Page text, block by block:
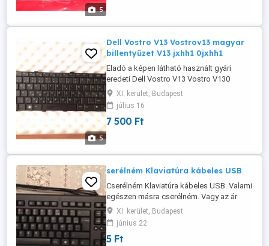
5
functional ...
5
Dell Vostro V13 Vostrov13 magyar
billentyűzet V13 jxhh1 0jxhh1
Eladó a képen látható használt gyári
eredeti Dell Vostro V13 Vostro V130
Latitude L13 gyári dell fekete színű (hun)
magyar billentyűzet / magyar billentyű! A
gombok kissé ki vannak fényesedve
ahogy a képen is látható működésileg
XI. kerület, Budapest
július 16
7 500 Ft
serélném Klaviatúra kábeles USB
Cserélném Klaviatúra kábeles USB. Valami
egészen másra cserélném. Vagy az ár
megegyezés kérdése. Nem használt. #
USB csatlakozós klaviatúra. # USB
csatlakozós billentyűzet
XI. kerület, Budapest
június 22
5 Ft